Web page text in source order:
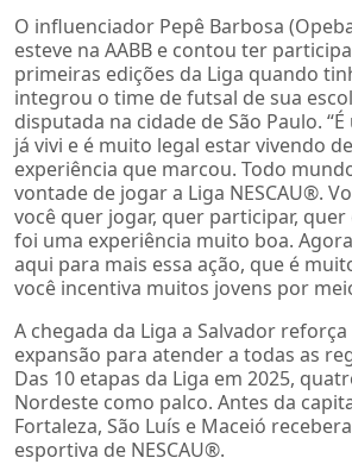
O influenciador Pepê Barbosa
esteve na AABB e contou ter
primeiras edições da Liga quando
integrou o time de futsal de sua
disputada na cidade de São Paulo.
já vivi e é muito legal estar vivendo
experiência que marcou. Todo
vontade de jogar a Liga NESCAU®️.
você quer jogar, quer participar,
foi uma experiência muito boa.
aqui para mais essa ação, que é
você incentiva muitos jovens por
A chegada da Liga a Salvador
expansão para atender a todas as
Das 10 etapas da Liga em 2025,
Nordeste como palco. Antes da
Fortaleza, São Luís e Maceió
esportiva de NESCAU®️.